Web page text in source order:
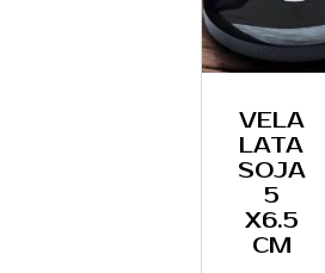
VELA
LATA
SOJA
5
X6.5
CM